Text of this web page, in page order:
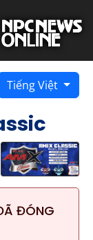
Tiếng Việt
ĐÓNG